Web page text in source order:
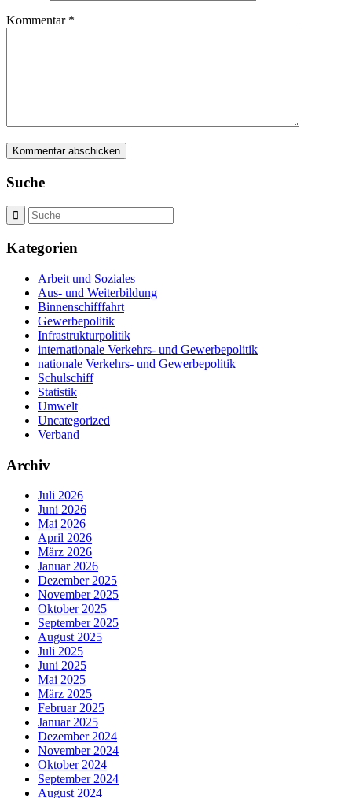
Kommentar *
Suche
Kategorien
Arbeit und Soziales
Aus- und Weiterbildung
Binnenschifffahrt
Gewerbepolitik
Infrastrukturpolitik
internationale Verkehrs- und Gewerbepolitik
nationale Verkehrs- und Gewerbepolitik
Schulschiff
Statistik
Umwelt
Uncategorized
Verband
Archiv
Juli 2026
Juni 2026
Mai 2026
April 2026
März 2026
Januar 2026
Dezember 2025
November 2025
Oktober 2025
September 2025
August 2025
Juli 2025
Juni 2025
Mai 2025
März 2025
Februar 2025
Januar 2025
Dezember 2024
November 2024
Oktober 2024
September 2024
August 2024